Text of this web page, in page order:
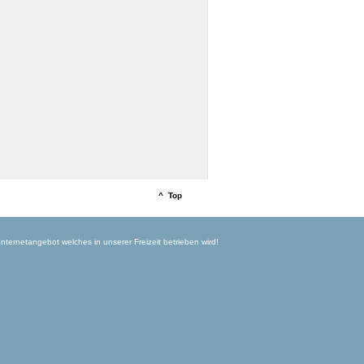
^ Top
welches in unserer Freizeit betrieben wird!